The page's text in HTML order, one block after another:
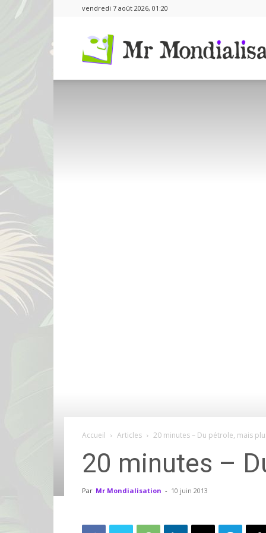
vendredi 7 août 2026, 01:20
Accueil Articles 20 minutes – Du pétrole, mais
20 minutes –
Par Mr Mondialisation - 10 juin 2013